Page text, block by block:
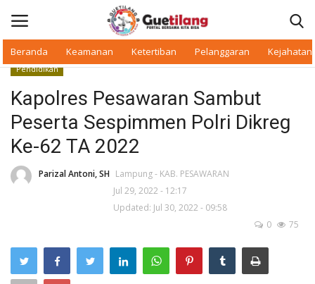
Beranda Keamanan Ketertiban Pelanggaran Kejahatan
Beranda
Pelanggaran
Pendidikan
Kapolres Pesawaran Sambut
Peserta Sespimmen Polri Dikreg
Ke-62 TA 2022
Parizal Antoni, SH Lampung - KAB. PESAWARAN
Jul 29, 2022 - 12:17
Updated: Jul 30, 2022 - 09:58
0
75